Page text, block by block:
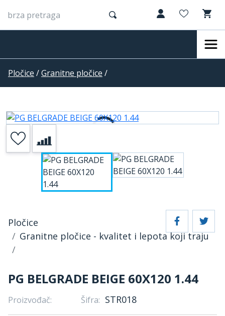
Pločice /Granitne pločice /
Pločice
Granitne pločice - kvalitet i lepota koji traju
PG BELGRADE BEIGE 60X120 1.44
Proizvođač: Šifra: STR018